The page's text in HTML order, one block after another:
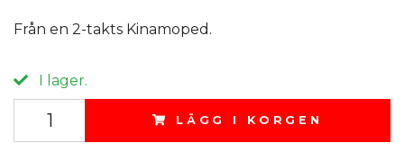
Från en 2-takts Kinamoped.
I lager.
LÄGG I KORGEN